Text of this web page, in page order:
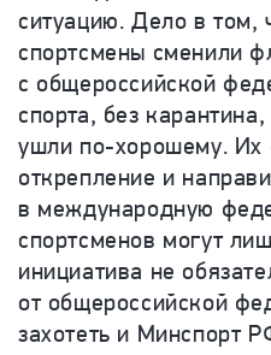
ситуацию. Дело в том,
спортсмены сменили
с общероссийской
спорта, без
ушли по-хорошему. Их
открепление и
в международную
спортсменов могут
инициатива не
от общероссийской
захотеть и Минспорт